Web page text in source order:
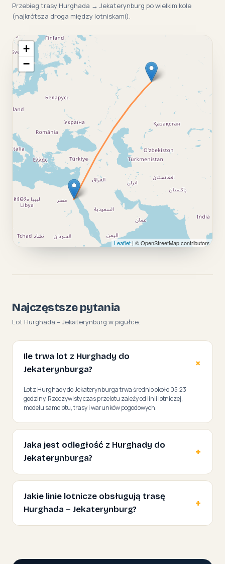
Przebieg trasy Hurghada → Jekaterynburg po wielkim kole
(najkrótsza droga między lotniskami).
+
−
Leaflet | © OpenStreetMap contributors
Najczęstsze pytania
Lot Hurghada – Jekaterynburg w pigułce.
Ile trwa lot z Hurghady do
Jekaterynburga?
Lot z Hurghady do Jekaterynburga trwa średnio około 05:23
godziny. Rzeczywisty czas przelotu zależy od linii lotniczej,
modelu samolotu, trasy i warunków pogodowych.
Jaka jest odległość z Hurghady do
Jekaterynburga?
Jakie linie lotnicze obsługują trasę
Hurghada – Jekaterynburg?